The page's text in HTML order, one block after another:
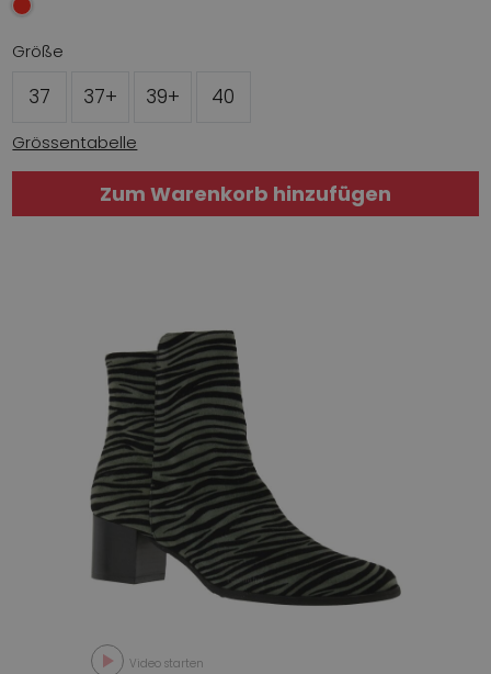
Größe
37 37+ 39+ 40
Grössentabelle
Zum Warenkorb hinzufügen
Video starten